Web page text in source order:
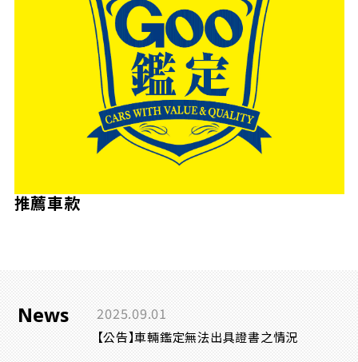
推薦車款
News 2025.09.01
【公告】車輛鑑定無法出具證書之情況